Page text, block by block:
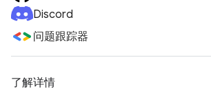
Discord
问题跟踪器
了解详情